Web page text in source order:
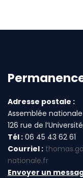
Adresse postale :
Assemblée nationale
126 rue de
Tél : 06 45 43 62 61
Courriel :
nationale.fr
Envoyer un